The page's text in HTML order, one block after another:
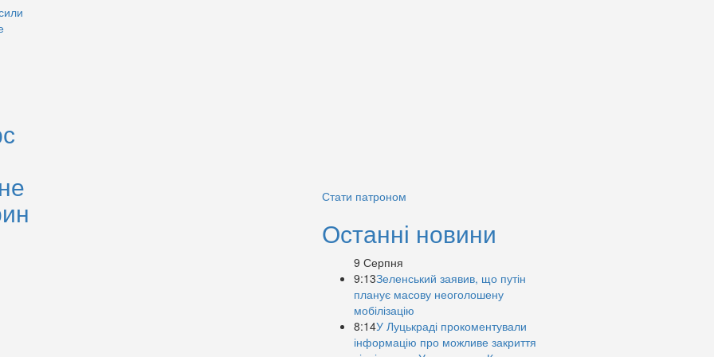
Стати патроном
Останні новини
9 Серпня
9:13Зеленський заявив, що путін
планує масову неоголошену
мобілізацію
8:14У Луцькраді прокоментували
інформацію про можливе закриття